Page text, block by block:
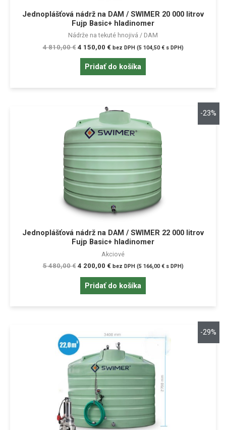
Jednoplášťová nádrž na DAM / SWIMER 20 000 litrov
Fujp Basic+ hladinomer
Nádrže na tekuté hnojivá / DAM
4 810,00€ 4 150,00 € bez DPH (5 104,50€s DPH)
Pridať do košíka
-23%
Jednoplášťová nádrž na DAM / SWIMER 22 000 litrov
Fujp Basic+ hladinomer
Akciové
5 480,00€ 4 200,00 € bez DPH (5 166,00€s DPH)
Pridať do košíka
-29%